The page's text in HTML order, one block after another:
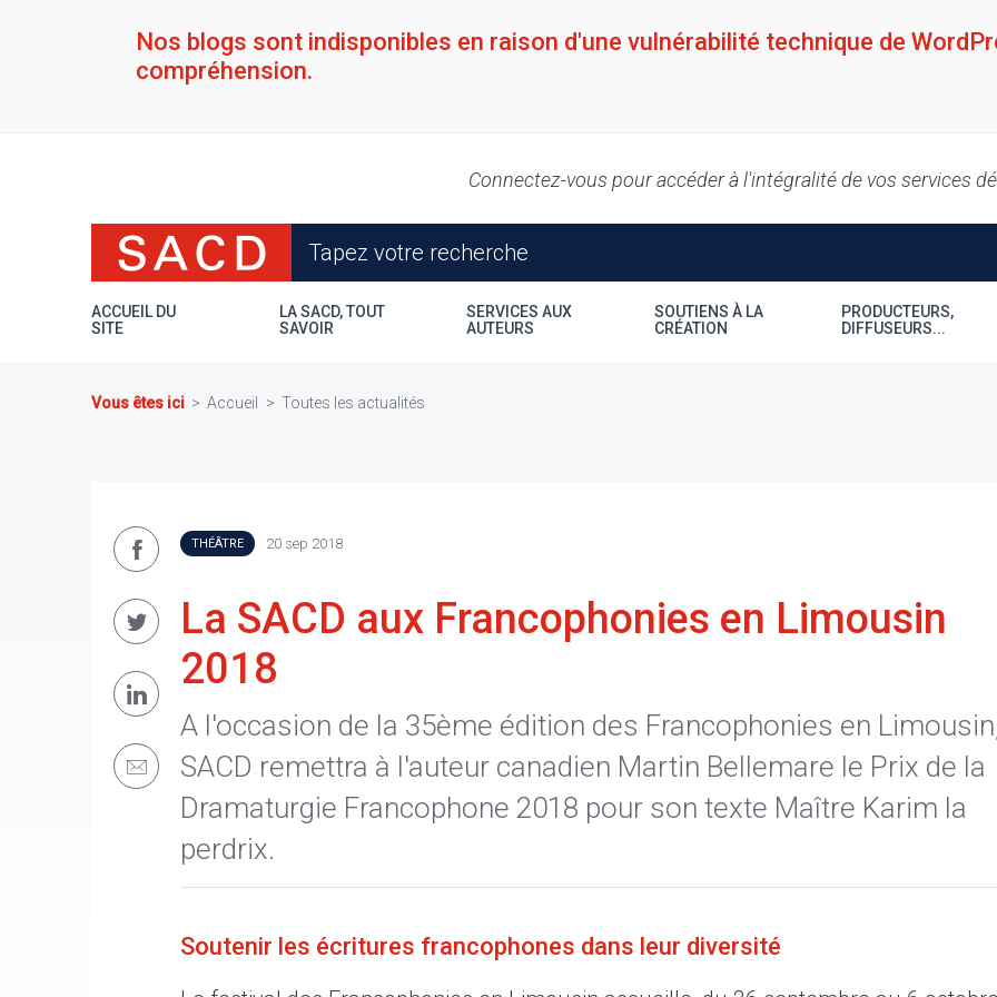
Nos blogs sont indisponibles en raison d'une vulnérabilité technique de
compréhension.
Connectez-vous pour accéder à l'intégralité de vos services
ACCUEIL DU
SITE
LA SACD, TOUT
SAVOIR
SERVICES AUX
AUTEURS
SOUTIENS À LA
CRÉATION
PRODUCTEURS,
DIFFUSEURS...
Vous êtes ici Accueil Toutes les actualités
THÉÂTRE 20 sep 2018
La SACD aux Francophonies en Limousin
2018
A l'occasion de la 35ème édition des Francophonies en
SACD remettra à l'auteur canadien Martin Bellemare le Prix de la
Dramaturgie Francophone 2018 pour son texte Maître Karim la
perdrix.
Soutenir les écritures francophones dans leur diversité